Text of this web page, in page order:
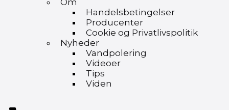
Om
Handelsbetingelser
Producenter
Cookie og Privatlivspolitik
Nyheder
Vandpolering
Videoer
Tips
Viden